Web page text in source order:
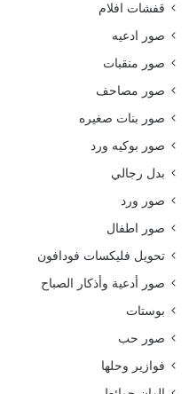
قفشات افلام
صور ادعيه
صور منقبات
صور مصاحف
صور بنات صغيره
صور بوكيه ورد
بدل رجالي
صور ورد
صور اطفال
تحويل فليكسات فودافون
صور أدعية وأذكار الصباح
بوستات
صور حب
فوازير وحلها